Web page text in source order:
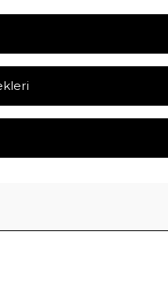
bozuk veya görüntülenemiyor.